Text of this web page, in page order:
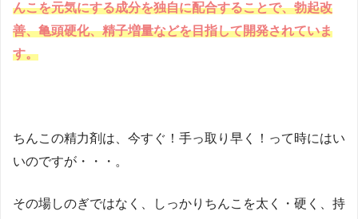
んこを元気にする成分を独自に配合することで、勃起改
善、亀頭硬化、精子増量などを目指して開発されていま
す。
ちんこの精力剤は、今すぐ！手っ取り早く！って時にはい
いのですが・・・。
その場しのぎではなく、しっかりちんこを太く・硬く、持